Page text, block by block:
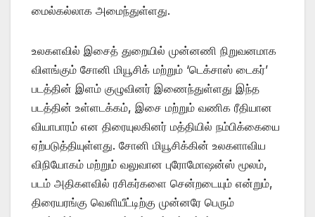
மைல்கல்லாக அமைந்துள்ளது.
உலகளவில் இசைத் துறையில் முன்னணி நிறுவனமாக
விளங்கும் சோனி மியூசிக் மற்றும் ‘டெக்சாஸ் டைகர்’
படத்தின் இளம் குழுவினர் இணைந்துள்ளது இந்த
படத்தின் உள்ளடக்கம், இசை மற்றும் வணிக ரீதியான
வியாபாரம் என திரையுலகினர் மத்தியில் நம்பிக்கையை
ஏற்படுத்தியுள்ளது. சோனி மியூசிக்கின் உலகளாவிய
விநியோகம் மற்றும் வலுவான புரோமோஷன்ஸ் மூலம்,
படம் அதிகளவில் ரசிகர்களை சென்றடையும் என்றும்,
திரையரங்கு வெளியீட்டிற்கு முன்னரே பெரும்